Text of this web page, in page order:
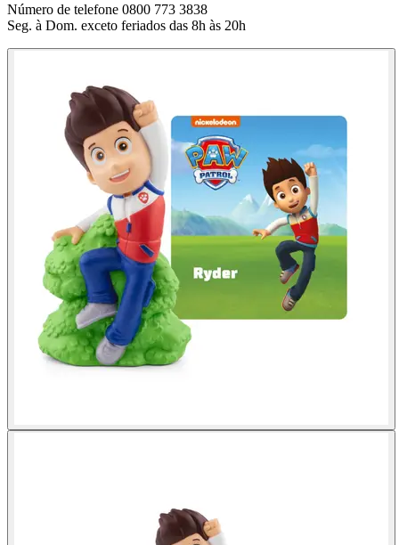
Número de telefone 0800 773 3838
Seg. à Dom. exceto feriados das 8h às 20h